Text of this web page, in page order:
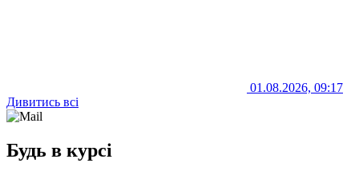
01.08.2026, 09:17
Дивитись всі
Будь в курсі